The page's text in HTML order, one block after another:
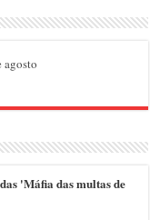
agosto
'Máfia das multas de